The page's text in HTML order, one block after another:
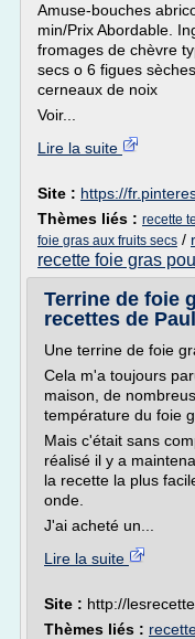
Amuse-bouches
min/Prix Abordable.
fromages de chèvre
secs o 6 figues
cerneaux de noix
Voir...
Lire la suite
Site : https://
Thèmes liés : recette
foie gras aux fruits secs /
recette foie gras
Terrine de foie
recettes de
Une terrine de foie
Cela m'a toujours
maison, de
température du foie
Mais c'était sans
réalisé il y a
la recette la plus
onde.
J'ai acheté un...
Lire la suite
Site : http://
Thèmes liés :